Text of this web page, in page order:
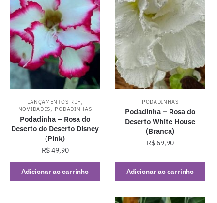
LANÇAMENTOS RDF,
NOVIDADES, PODADINHAS
Podadinha – Rosa do
Deserto do Deserto Disney
(Pink)
R$49,90
Adicionar ao carrinho
PODADINHAS
Podadinha – Rosa do
Deserto White House
(Branca)
R$69,90
Adicionar ao carrinho